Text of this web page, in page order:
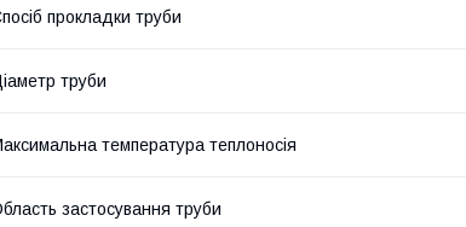
прокладки труби
труби
температура теплоносія
застосування труби